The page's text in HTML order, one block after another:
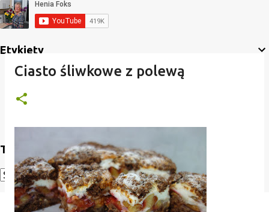
Etykiety
Translate
Powered by Translate
Ciasto śliwkowe z polewą